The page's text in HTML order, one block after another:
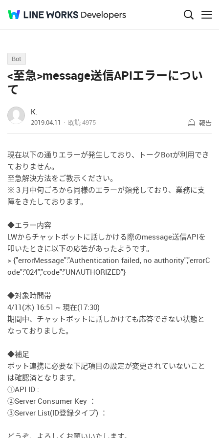
Q&A
Bot
<至急>message送信APIエラーについ
て
K.
2019.04.11 既読4975 報告
現在以下の通りエラーが発生しており、トークBotが利用でき
ておりません。
至急解決方法をご教示ください。
※３月中旬ごろから同様のエラーが頻発しており、業務に支
障をきたしております。
◆エラー内容
LWからチャットボットに話しかける際のmessage送信APIを
叩いたときに以下の応答があったようです。
> {"errorMessage":"Authentication failed, no authority","errorC
ode":"024","code":"UNAUTHORIZED"}
◆対象時間帯
4/11(木) 16:51 ~ 現在(17:30)
期間中、チャットボットに話しかけても応答できない状態と
なっておりました。
◆補足
ボット連携に必要な下記項目の設定が変更されていないこと
は確認済となります。
①API ID :
②Server Consumer Key ：
③Server List(ID登録タイプ) ：
どうぞ、よろしくお願いいたします。